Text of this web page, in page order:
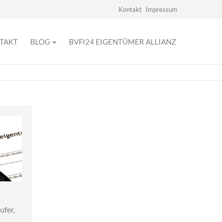
Navigation
Kontakt Impressum
BLOG BVFI24 EIGENTÜMER ALLIANZ